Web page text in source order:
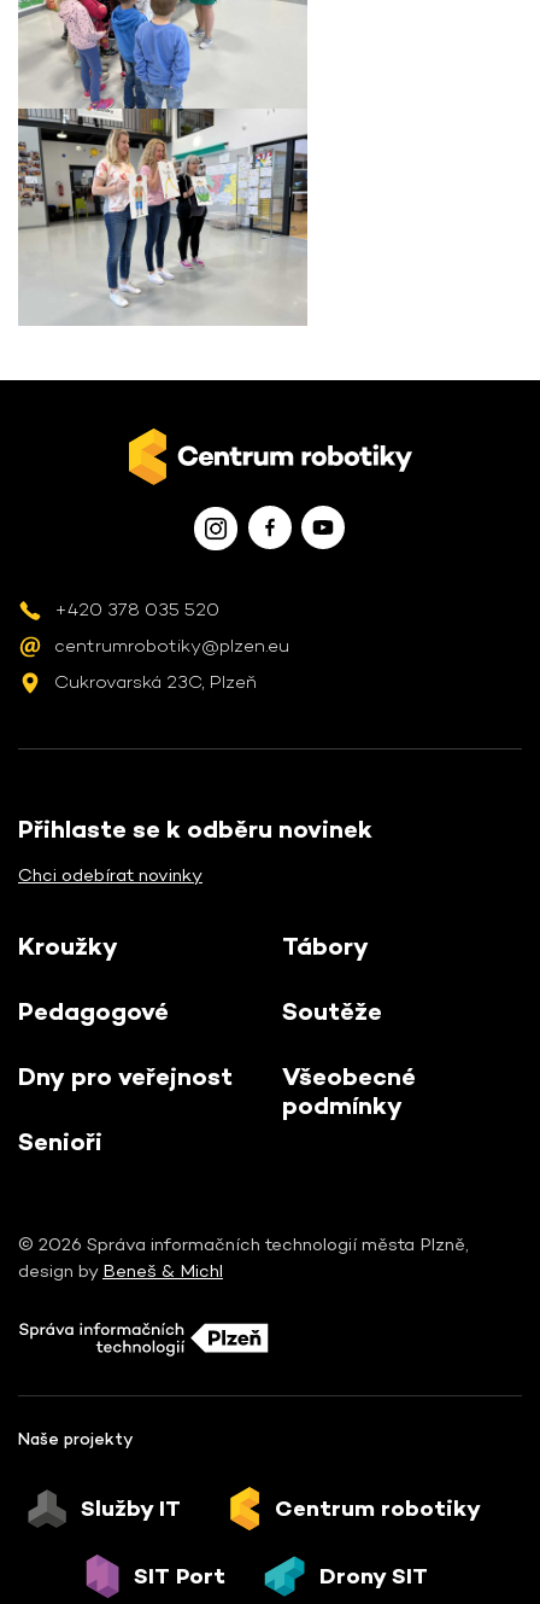
+420 378 035 520
centrumrobotiky@plzen.eu
Cukrovarská 23C, Plzeň
Přihlaste se k odběru novinek
Chci odebírat novinky
Kroužky
Pedagogové
Dny pro veřejnost
Senioři
Tábory
Soutěže
Všeobecné
podmínky
© 2026 Správa informačních technologií města Plzně,
design by Beneš & Michl
Naše projekty
Služby IT Centrum robotiky
SIT Port Drony SIT